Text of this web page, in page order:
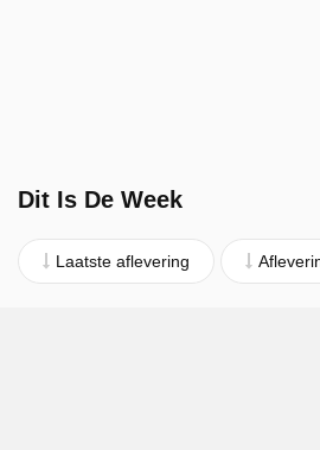
Dit Is De Week
Laatste aflevering